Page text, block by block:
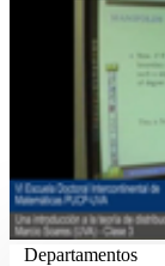
Departamentos